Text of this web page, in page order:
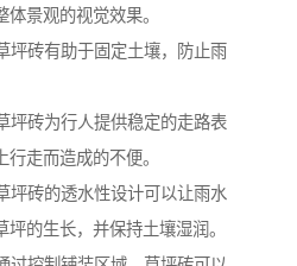
景观的视觉效果。
砖有助于固定土壤，防止雨
砖为行人提供稳定的走路表
走而造成的不便。
砖的透水性设计可以让雨水
的生长，并保持土壤湿润。